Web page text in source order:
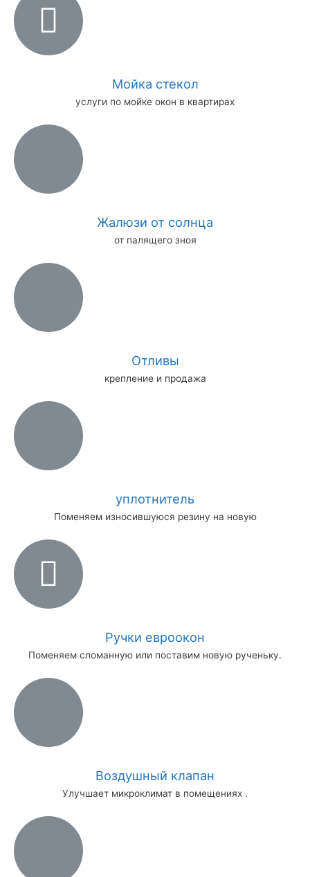
Мойка стекол
услуги по мойке окон в квартирах
Жалюзи от солнца
от палящего зноя
Отливы
крепление и продажа
уплотнитель
Поменяем износившуюся резину на новую
Ручки евроокон
Поменяем сломанную или поставим новую рученьку.
Воздушный клапан
Улучшает микроклимат в помещениях .